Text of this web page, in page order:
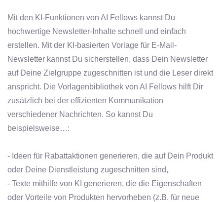
Mit den KI-Funktionen von AI Fellows kannst Du
hochwertige Newsletter-Inhalte schnell und einfach
erstellen. Mit der KI-basierten Vorlage für E-Mail-
Newsletter kannst Du sicherstellen, dass Dein Newsletter
auf Deine Zielgruppe zugeschnitten ist und die Leser direkt
anspricht. Die Vorlagenbibliothek von AI Fellows hilft Dir
zusätzlich bei der effizienten Kommunikation
verschiedener Nachrichten. So kannst Du
beispielsweise…:
- Ideen für Rabattaktionen generieren, die auf Dein Produkt
oder Deine Dienstleistung zugeschnitten sind,
- Texte mithilfe von KI generieren, die die Eigenschaften
oder Vorteile von Produkten hervorheben (z.B. für neue